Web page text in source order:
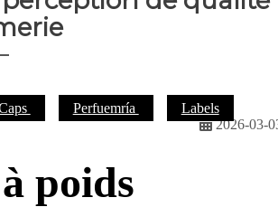
Perfuemría
Labels
2026-03-
poids